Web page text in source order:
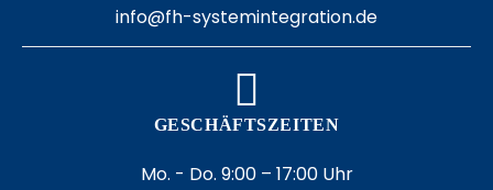
info@fh-systemintegration.de
GESCHÄFTSZEITEN
Mo. - Do. 9:00 – 17:00 Uhr